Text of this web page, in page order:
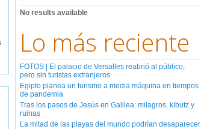
No results available
Lo más reciente
FOTOS | El palacio de Versalles reabrió al público,
pero sin turistas extranjeros
Egipto planea un turismo a media máquina en tiempos
de pandemia
Tras los pasos de Jesús en Galilea: milagros, kibutz y
ruinas
La mitad de las playas del mundo podrían desaparecer